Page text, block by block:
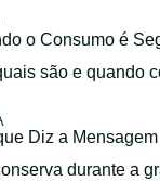
o Consumo é
são e quando
Diz a
durante a